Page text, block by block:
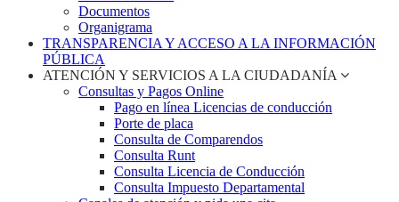
Documentos
Organigrama
TRANSPARENCIA Y ACCESO A LA INFORMACIÓN
PÚBLICA
ATENCIÓN Y SERVICIOS A LA CIUDADANÍA
Consultas y Pagos Online
Pago en línea Licencias de conducción
Porte de placa
Consulta de Comparendos
Consulta Runt
Consulta Licencia de Conducción
Consulta Impuesto Departamental